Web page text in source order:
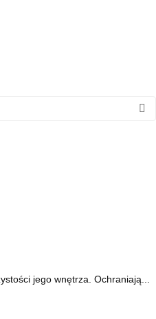
jego wnętrza. Ochraniają...